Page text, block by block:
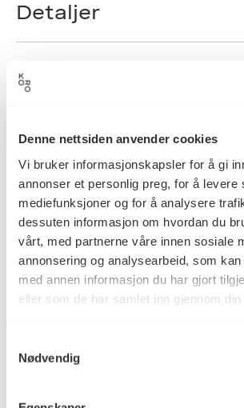
Denne nettsiden anvender cookies
Vi bruker informasjonskapsler for å gi
annonser et personlig preg, for å levere
mediefunksjoner og for å analysere
dessuten informasjon om hvordan du
vårt, med partnerne våre innen sosiale
annonsering og analysearbeid, som
med annen informasjon du har gjort
eller som de har samlet inn gjennom
Nødvendig
Detaljer
Datering
Kunstner Sofie Berntsen
Kategori Tegning
materiale
Pastell og blyant på
bokcover og
Mål